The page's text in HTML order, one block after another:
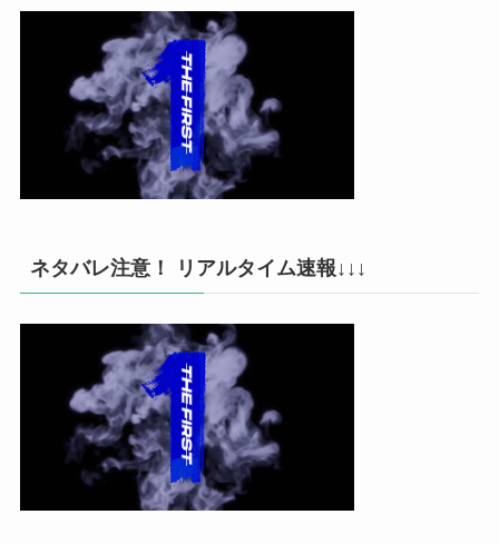
ネタバレ注意！ リアルタイム速報↓↓↓